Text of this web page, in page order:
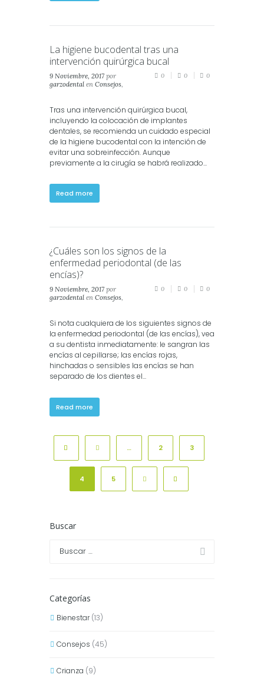
La higiene bucodental tras una
intervención quirúrgica bucal
9 Noviembre, 2017 por
garzodental en Consejos
0 0 0
Tras una intervención quirúrgica bucal,
incluyendo la colocación de implantes
dentales, se recomienda un cuidado especial
de la higiene bucodental con la intención de
evitar una sobreinfección. Aunque
previamente a la cirugía se habrá realizado...
Read more
¿Cuáles son los signos de la
enfermedad periodontal (de las
encías)?
9 Noviembre, 2017 por
garzodental en Consejos,
0 0 0
Si nota cualquiera de los siguientes signos de
la enfermedad periodontal (de las encías), vea
a su dentista inmediatamente: le sangran las
encías al cepillarse; las encías rojas,
hinchadas o sensibles las encías se han
separado de los dientes el...
Read more
… 2 3
4 5
Buscar
Categorías
Bienestar(13)
Consejos (45)
Crianza (9)